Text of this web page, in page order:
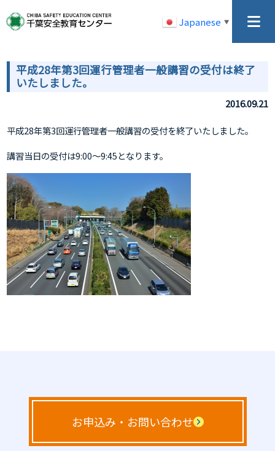
Japanese ▼
平成28年第3回運行管理者一般講習の受付は終了
いたしました。
2016.09.21
平成28年第3回運行管理者一般講習の受付を終了いたしました。
講習当日の受付は9:00～9:45となります。
お申込み・お問い合わせ